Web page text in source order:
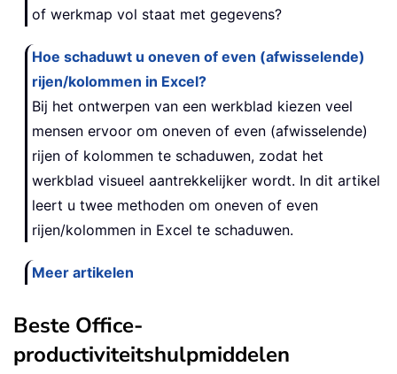
of werkmap vol staat met gegevens?
Hoe schaduwt u oneven of even (afwisselende)
rijen/kolommen in Excel?
Bij het ontwerpen van een werkblad kiezen veel
mensen ervoor om oneven of even (afwisselende)
rijen of kolommen te schaduwen, zodat het
werkblad visueel aantrekkelijker wordt. In dit artikel
leert u twee methoden om oneven of even
rijen/kolommen in Excel te schaduwen.
Meer artikelen
Beste Office-
productiviteitshulpmiddelen